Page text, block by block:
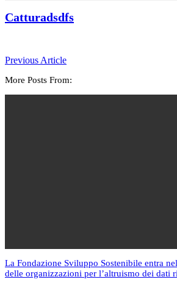
Catturadsdfs
Previous Article
More Posts From:
La Fondazione Sviluppo Sostenibile entra
delle organizzazioni per l’altruismo dei dati